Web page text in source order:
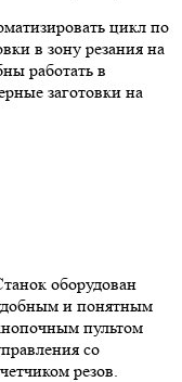
цикл по
в зону резания на
работать в
заготовки на
оборудован
и понятным
пультом
со
резов.